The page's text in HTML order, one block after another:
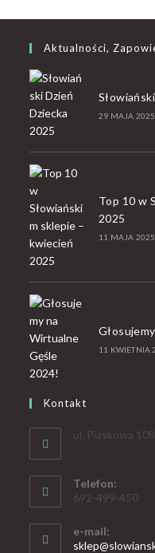
Aktualności,
29 MAJA 2025
Top 10 w
2025
11 MAJA 2025
11 KWIETNIA
Kontakt
ul. Piaskowa
Telefon:
692-499-450
e-mail: